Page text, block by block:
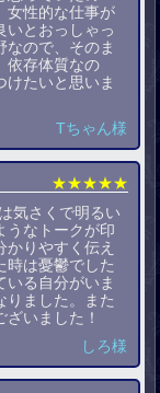
女性的な仕事が
いとおっしゃっ
なので、そのま
依存体質なの
けたいと思いま
Tちゃん様
★★★★★
気さくで明るい
うなトークが印
りやすく伝え
時は憂鬱でした
いる自分がいま
りました。また
いました！
しろ様